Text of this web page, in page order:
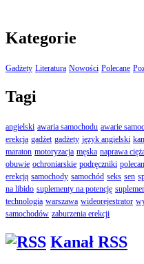
Kategorie
Gadżety Literatura Nowości Polecane
Tagi
angielski awaria samochodu awarie
erekcja gadżet gadżety język angielski
maraton motoryzacja męska naprawa
obuwie ochroniarskie podręczniki
erekcją samochody samochód seks sen
na libido suplementy na potencję
technologia warszawa wideorejestrator
samochodów zaburzenia erekcji
Kanał RSS